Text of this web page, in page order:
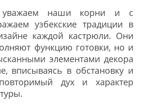
наши корни и с
узбекские традиции в
каждой кастрюли. Они
функцию готовки, но и
элементами декора
вписываясь в обстановку и
дух и характер